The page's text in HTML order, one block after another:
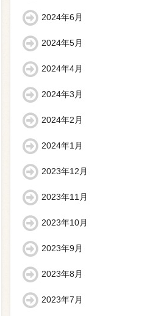
2024年6月
2024年5月
2024年4月
2024年3月
2024年2月
2024年1月
2023年12月
2023年11月
2023年10月
2023年9月
2023年8月
2023年7月